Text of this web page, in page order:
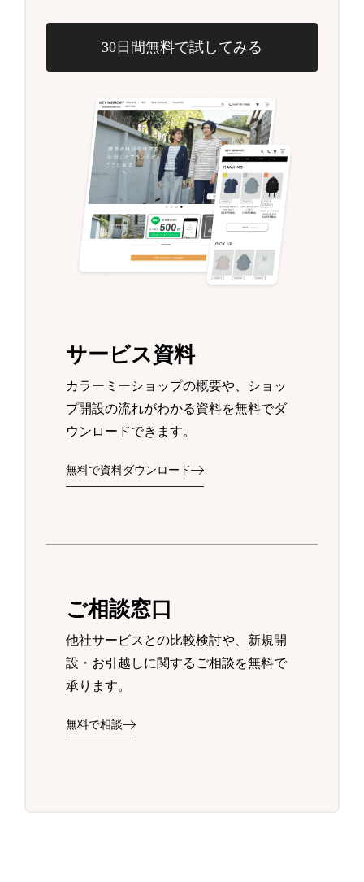
30日間無料で試してみる
サービス資料
カラーミーショップの概要や、ショッ
プ開設の流れがわかる資料を無料でダ
ウンロードできます。
無料で資料ダウンロード
ご相談窓口
他社サービスとの比較検討や、新規開
設・お引越しに関するご相談を無料で
承ります。
無料で相談